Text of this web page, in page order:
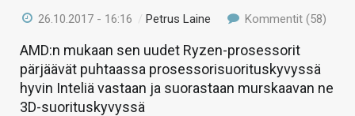
26.10.2017 - 16:16 /Petrus Laine Kommentit (58)
AMD:n mukaan sen uudet Ryzen-prosessorit
pärjäävät puhtaassa prosessorisuorituskyvyssä
hyvin Inteliä vastaan ja suorastaan murskaavan ne
3D-suorituskyvyssä